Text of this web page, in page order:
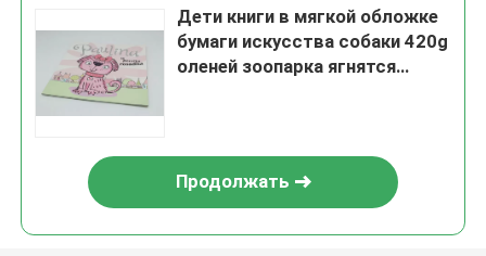
Дети книги в мягкой обложке
бумаги искусства собаки 420g
оленей зоопарка ягнятся
Продолжать